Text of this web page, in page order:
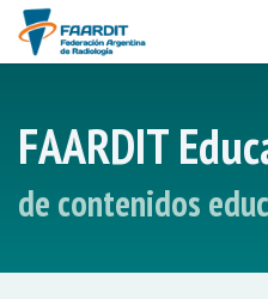
FAARDIT
de contenidos